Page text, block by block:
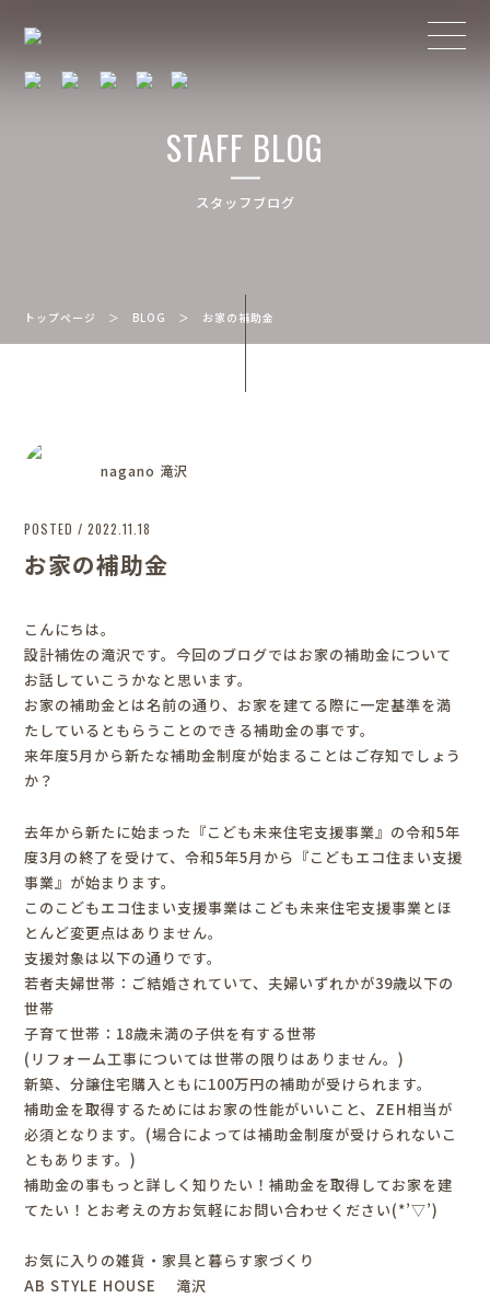
STAFF BLOG
スタッフブログ
トップページ ＞ BLOG ＞ お家の補助金
nagano 滝沢
POSTED / 2022.11.18
お家の補助金
こんにちは。
設計補佐の滝沢です。今回のブログではお家の補助金について
お話していこうかなと思います。
お家の補助金とは名前の通り、お家を建てる際に一定基準を満
たしているともらうことのできる補助金の事です。
来年度5月から新たな補助金制度が始まることはご存知でしょう
か？
去年から新たに始まった『こども未来住宅支援事業』の令和5年
度3月の終了を受けて、令和5年5月から『こどもエコ住まい支援
事業』が始まります。
このこどもエコ住まい支援事業はこども未来住宅支援事業とほ
とんど変更点はありません。
支援対象は以下の通りです。
若者夫婦世帯：ご結婚されていて、夫婦いずれかが39歳以下の
世帯
子育て世帯：18歳未満の子供を有する世帯
(リフォーム工事については世帯の限りはありません。)
新築、分譲住宅購入ともに100万円の補助が受けられます。
補助金を取得するためにはお家の性能がいいこと、ZEH相当が
必須となります。(場合によっては補助金制度が受けられないこ
ともあります。)
補助金の事もっと詳しく知りたい！補助金を取得してお家を建
てたい！とお考えの方お気軽にお問い合わせください(*’▽’)
お気に入りの雑貨・家具と暮らす家づくり
AB STYLE HOUSE 滝沢